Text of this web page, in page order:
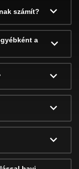
számít?
a